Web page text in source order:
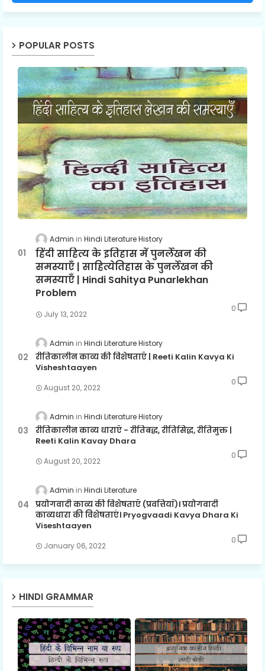
POPULAR POSTS
Admin Hindi Literature History
हिंदी साहित्य के इतिहास में पुनर्लेखन की
समस्याएँ | साहित्येतिहास के पुनर्लेखन की
समस्याएँ | Hindi Sahitya Punarlekhan
Problem
July 13, 2022
0
Admin Hindi Literature History
रीतिकालीन काव्य की विशेषताएँ | Reeti Kalin Kavya Ki
Visheshtaayen
August 20, 2022
0
Admin Hindi Literature History
रीतिकालीन काव्य धाराएँ - रीतिबद्ध, रीतिसिद्ध, रीतिमुक्त |
Reeti Kalin Kavay Dhara
August 20, 2022
0
Admin Hindi Literature
प्रयोगवादी काव्य की विशेषताएँ (प्रवत्तियाँ)। प्रयोगवादी
काव्यधारा की विशेषताएं। Pryogvaadi Kavya Dhara Ki
Viseshtaayen
January 06, 2022
0
HINDI GRAMMAR